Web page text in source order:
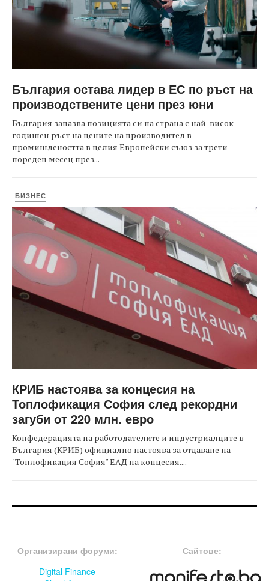
България остава лидер в ЕС по ръст на
производствените цени през юни
България запазва позицията си на страна с най-висок
годишен ръст на цените на производител в
промишлеността в целия Европейски съюз за трети
пореден месец през...
БИЗНЕС
КРИБ настоява за концесия на
Топлофикация София след рекордни
загуби от 220 млн. евро
Конфедерацията на работодателите и индустриалците в
България (КРИБ) официално настоява за отдаване на
"Топлофикация София" ЕАД на концесия....
Организирани форуми:
Digital Finance
Сайтове: